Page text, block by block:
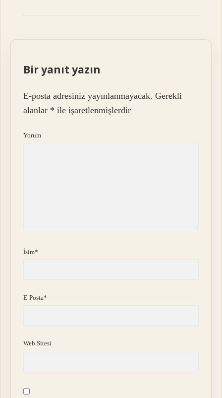
Bir yanıt yazın
E-posta adresiniz yayınlanmayacak. Gerekli
alanlar * ile işaretlenmişlerdir
Yorum
İsim*
E-Posta*
Web Sitesi